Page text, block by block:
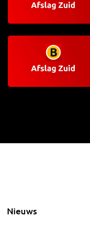
Nieuws